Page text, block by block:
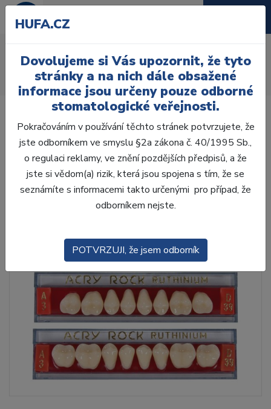
Úvod Zuby
AcryRock
AcryRock distální H 8 ks D37-A, C4
HUFA.CZ
Dovolujeme si Vás upozornit, že tyto
stránky a na nich dále obsažené
informace jsou určeny pouze odborné
stomatologické veřejnosti.
Pokračováním v používání těchto stránek potvrzujete, že
jste odborníkem ve smyslu §2a zákona č. 40/1995 Sb.,
o regulaci reklamy, ve znění pozdějších předpisů, a že
jste si vědom(a) rizik, která jsou spojena s tím, že se
seznámíte s informacemi takto určenými pro případ, že
odborníkem nejste.
POTVRZUJI, že jsem odborník